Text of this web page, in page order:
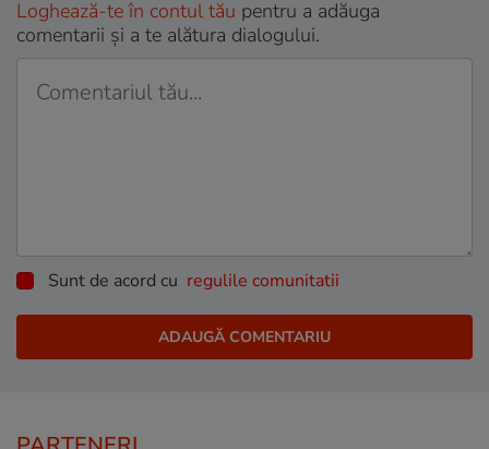
Loghează-te în contul tău pentru a adăuga
comentarii și a te alătura dialogului.
Sunt de acord cu regulile comunitatii